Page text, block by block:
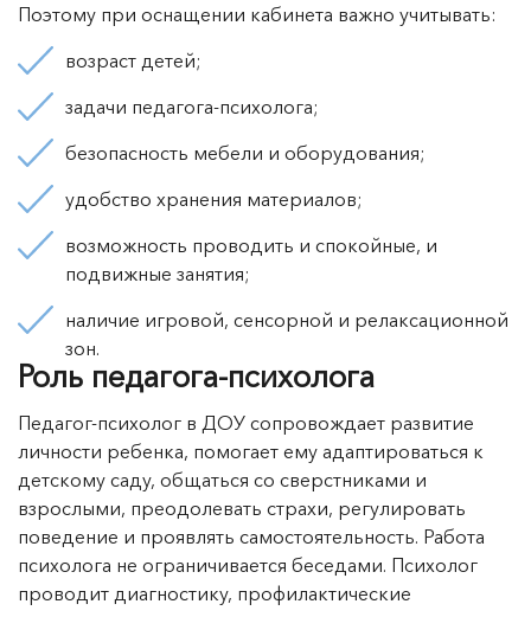
Поэтому при оснащении кабинета важно учитывать:
возраст детей;
задачи педагога-психолога;
безопасность мебели и оборудования;
удобство хранения материалов;
возможность проводить и спокойные, и
подвижные занятия;
наличие игровой, сенсорной и релаксационной
зон.
Роль педагога-психолога
Педагог-психолог в ДОУ сопровождает развитие
личности ребенка, помогает ему адаптироваться к
детскому саду, общаться со сверстниками и
взрослыми, преодолевать страхи, регулировать
поведение и проявлять самостоятельность. Работа
психолога не ограничивается беседами. Психолог
проводит диагностику, профилактические